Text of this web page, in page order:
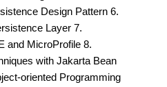
Design Pattern 6.
Layer 7.
and MicroProfile 8.
with Jakarta Bean
oriented Programming